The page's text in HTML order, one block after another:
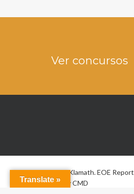
Ver concursos
© 2026 La Voz de Klamath.EOE Report
Website design byCMD
Translate »